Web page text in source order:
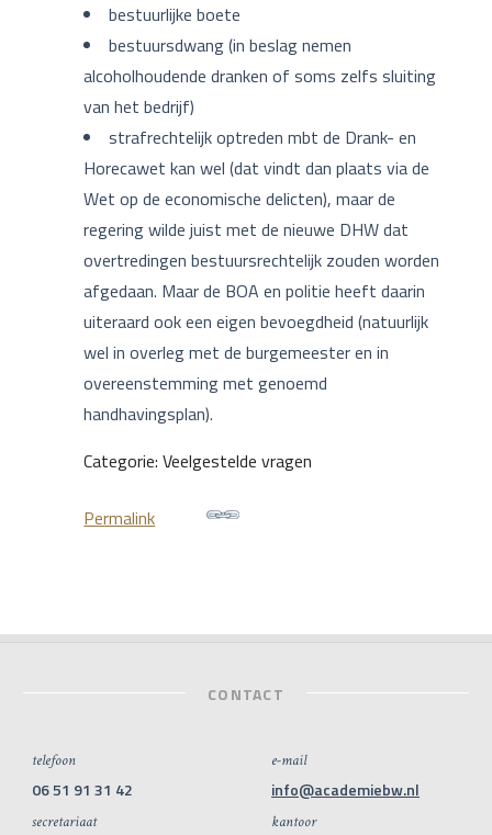
bestuurlijke boete
bestuursdwang (in beslag nemen
alcoholhoudende dranken of soms zelfs sluiting
van het bedrijf)
strafrechtelijk optreden mbt de Drank- en
Horecawet kan wel (dat vindt dan plaats via de
Wet op de economische delicten), maar de
regering wilde juist met de nieuwe DHW dat
overtredingen bestuursrechtelijk zouden worden
afgedaan. Maar de BOA en politie heeft daarin
uiteraard ook een eigen bevoegdheid (natuurlijk
wel in overleg met de burgemeester en in
overeenstemming met genoemd
handhavingsplan).
Categorie: Veelgestelde vragen
Permalink
CONTACT
telefoon
06 51 91 31 42
secretariaat
e-mail
info@academiebw.nl
kantoor